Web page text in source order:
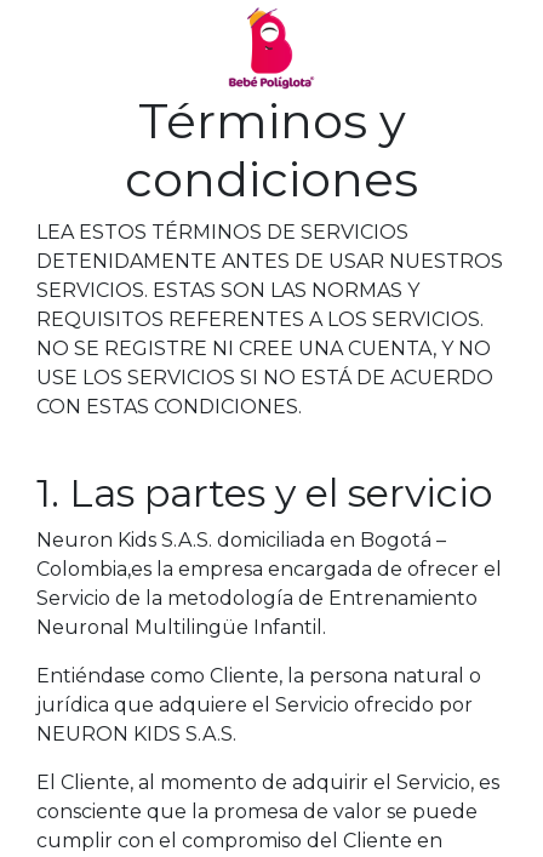
Términos y
condiciones
LEA ESTOS TÉRMINOS DE SERVICIOS
DETENIDAMENTE ANTES DE USAR NUESTROS
SERVICIOS. ESTAS SON LAS NORMAS Y
REQUISITOS REFERENTES A LOS SERVICIOS.
NO SE REGISTRE NI CREE UNA CUENTA, Y NO
USE LOS SERVICIOS SI NO ESTÁ DE ACUERDO
CON ESTAS CONDICIONES.
1. Las partes y el servicio
Neuron Kids S.A.S. domiciliada en Bogotá –
Colombia,es la empresa encargada de ofrecer el
Servicio de la metodología de Entrenamiento
Neuronal Multilingüe Infantil.
Entiéndase como Cliente, la persona natural o
jurídica que adquiere el Servicio ofrecido por
NEURON KIDS S.A.S.
El Cliente, al momento de adquirir el Servicio, es
consciente que la promesa de valor se puede
cumplir con el compromiso del Cliente en